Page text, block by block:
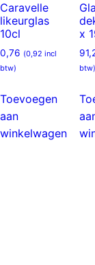
Caravelle
likeurglas
10cl
0,76 (0,92 incl
btw)
Toevoegen
aan
winkelwagen
x
btw)